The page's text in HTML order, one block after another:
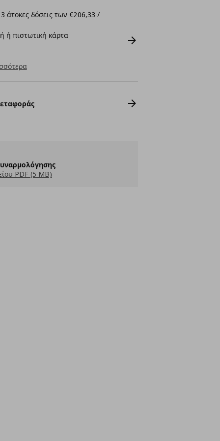
άτοκες δόσεις των €206,33 /
ή πιστωτική κάρτα
PDF (5 MB)